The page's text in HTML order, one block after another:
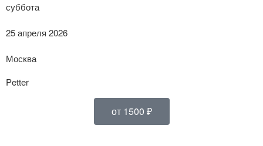
суббота
25 апреля 2026
Москва
Petter
от 1500 ₽